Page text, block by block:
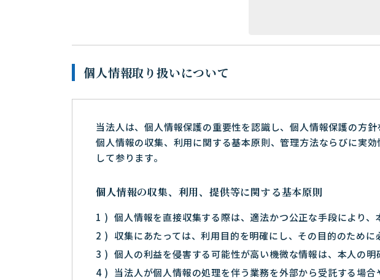
個人情報取り扱いについて
当法人は、個人情報保護の重要性を認識し、個人情報保護の方
個人情報の収集、利用に関する基本原則、管理方法ならびに実
して参ります。
個人情報の収集、利用、提供等に関する基本原則
個人情報を直接収集する際は、適法かつ公正な手段により、
収集にあたっては、利用目的を明確にし、その目的のために
個人の利益を侵害する可能性が高い機微な情報は、本人の
当法人が個人情報の処理を伴う業務を外部から受託する場